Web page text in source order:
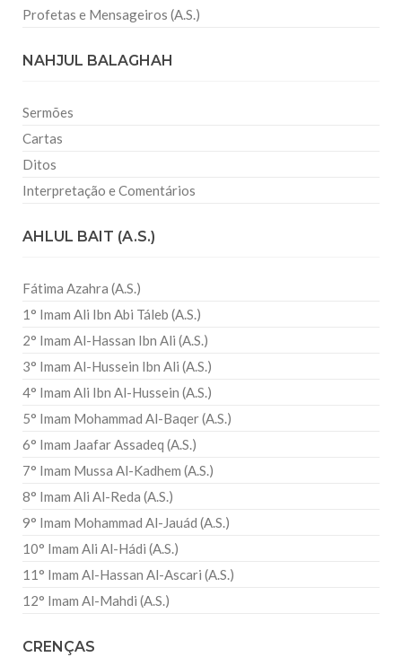
Profetas e Mensageiros (A.S.)
NAHJUL BALAGHAH
Sermões
Cartas
Ditos
Interpretação e Comentários
AHLUL BAIT (A.S.)
Fátima Azahra (A.S.)
1° Imam Ali Ibn Abi Táleb (A.S.)
2° Imam Al-Hassan Ibn Ali (A.S.)
3° Imam Al-Hussein Ibn Ali (A.S.)
4° Imam Ali Ibn Al-Hussein (A.S.)
5° Imam Mohammad Al-Baqer (A.S.)
6° Imam Jaafar Assadeq (A.S.)
7° Imam Mussa Al-Kadhem (A.S.)
8° Imam Ali Al-Reda (A.S.)
9° Imam Mohammad Al-Jauád (A.S.)
10° Imam Ali Al-Hádi (A.S.)
11° Imam Al-Hassan Al-Ascari (A.S.)
12° Imam Al-Mahdi (A.S.)
CRENÇAS